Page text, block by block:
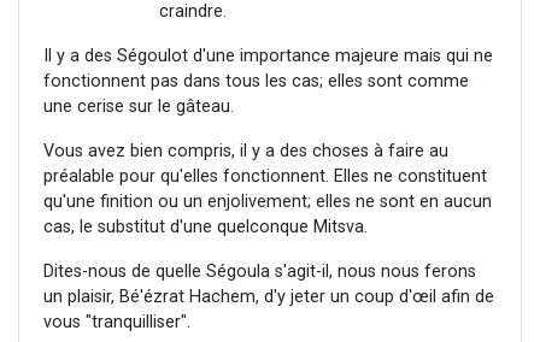
craindre.
Il y a des Ségoulot d'une importance majeure mais qui ne
fonctionnent pas dans tous les cas; elles sont comme
une cerise sur le gâteau.
Vous avez bien compris, il y a des choses à faire au
préalable pour qu'elles fonctionnent. Elles ne constituent
qu'une finition ou un enjolivement; elles ne sont en aucun
cas, le substitut d'une quelconque Mitsva.
Dites-nous de quelle Ségoula s'agit-il, nous nous ferons
un plaisir, Bé'ézrat Hachem, d'y jeter un coup d'œil afin de
vous "tranquilliser".